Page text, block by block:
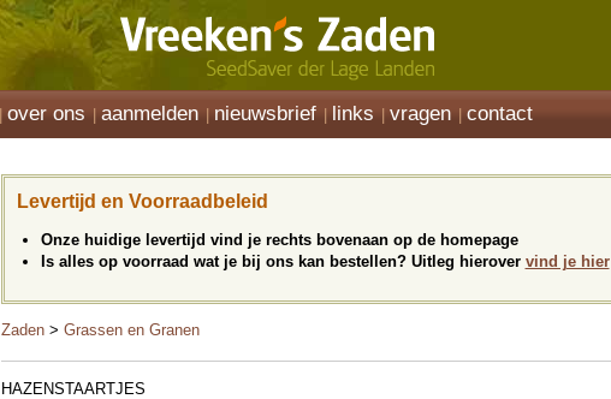
over ons aanmelden nieuwsbrief links vragen contact
Levertijd en Voorraadbeleid
Onze huidige levertijd vind je rechts bovenaan op de homepage
Is alles op voorraad wat je bij ons kan bestellen? Uitleg hierover vind je hier
Zaden > Grassen en Granen
HAZENSTAARTJES